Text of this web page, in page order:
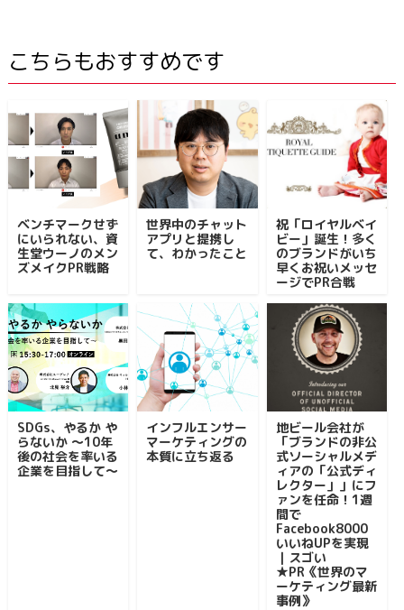
こちらもおすすめです
ベンチマークせず
にいられない、資
生堂ウーノのメン
ズメイクPR戦略
世界中のチャット
アプリと提携し
て、わかったこと
祝「ロイヤルベイ
ビー」誕生！多く
のブランドがいち
早くお祝いメッセ
ージでPR合戦
SDGs、やるか や
らないか ～10年
後の社会を率いる
企業を目指して～
インフルエンサー
マーケティングの
本質に立ち返る
地ビール会社が
「ブランドの非公
式ソーシャルメデ
ィアの「公式ディ
レクター」」にフ
ァンを任命！1週
間で
Facebook8000
いいねUPを実現
｜スゴい
★PR《世界のマ
ーケティング最新
事例》